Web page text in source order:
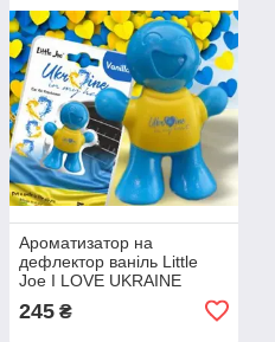
Ароматизатор на
дефлектор ваніль Little
Joe I LOVE UKRAINE
245 ₴